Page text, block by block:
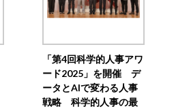
「第4回科学的人事アワ
ード2025」を開催 デ
ータとAIで変わる人事
戦略 科学的人事の最